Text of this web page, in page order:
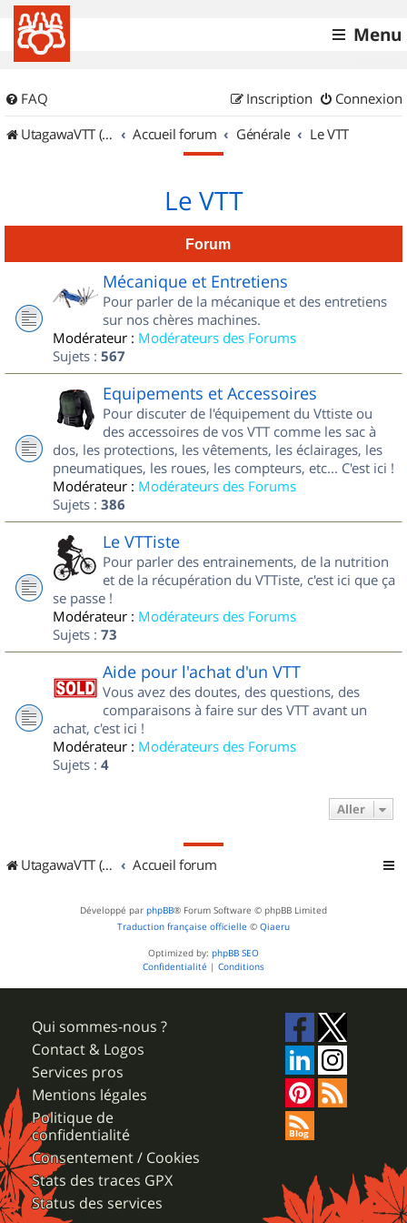
Menu
FAQ Connexion
Inscription
UtagawaVTT (Randos VTT et VTTAE avec traces GPS)
Accueil forum Générale Le VTT
Le VTT
Forum
Mécanique et Entretiens
Pour parler de la mécanique et des entretiens
sur nos chères machines.
Modérateur : Modérateurs des Forums
Sujets : 567
Equipements et Accessoires
Pour discuter de l'équipement du Vttiste ou
des accessoires de vos VTT comme les sac à
dos, les protections, les vêtements, les éclairages, les
pneumatiques, les roues, les compteurs, etc... C'est ici !
Modérateur : Modérateurs des Forums
Sujets : 386
Le VTTiste
Pour parler des entrainements, de la nutrition
et de la récupération du VTTiste, c'est ici que ça
se passe !
Modérateur : Modérateurs des Forums
Sujets : 73
Aide pour l'achat d'un VTT
Vous avez des doutes, des questions, des
comparaisons à faire sur des VTT avant un
achat, c'est ici !
Modérateur : Modérateurs des Forums
Sujets : 4
Aller
UtagawaVTT (Randos VTT et VTTAE avec traces GPS) Accueil forum
Développé par phpBB® Forum Software © phpBB Limited
Traduction française officielle © Qiaeru
Optimized by: phpBB SEO
Confidentialité | Conditions
Qui sommes-nous ?
Contact & Logos
Services pros
Mentions légales
Politique de
confidentialité
Consentement / Cookies
Stats des traces GPX
Status des services